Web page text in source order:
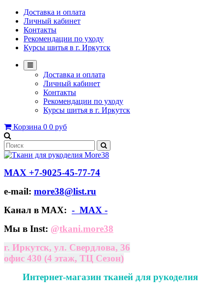
Доставка и оплата
Личный кабинет
Контакты
Рекомендации по уходу
Курсы шитья в г. Иркутск
Доставка и оплата
Личный кабинет
Контакты
Рекомендации по уходу
Курсы шитья в г. Иркутск
Корзина 0 0 руб
МАХ +7-9025-45-77-74
e-mail: more38@list.ru
Канал в МАХ: - МАХ -
Мы в Inst: @tkani.more38
г. Иркутск, ул. Свердлова, 36
офис 430 (4 этаж, ТЦ Сезон)
Интернет-магазин тканей для рукоделия